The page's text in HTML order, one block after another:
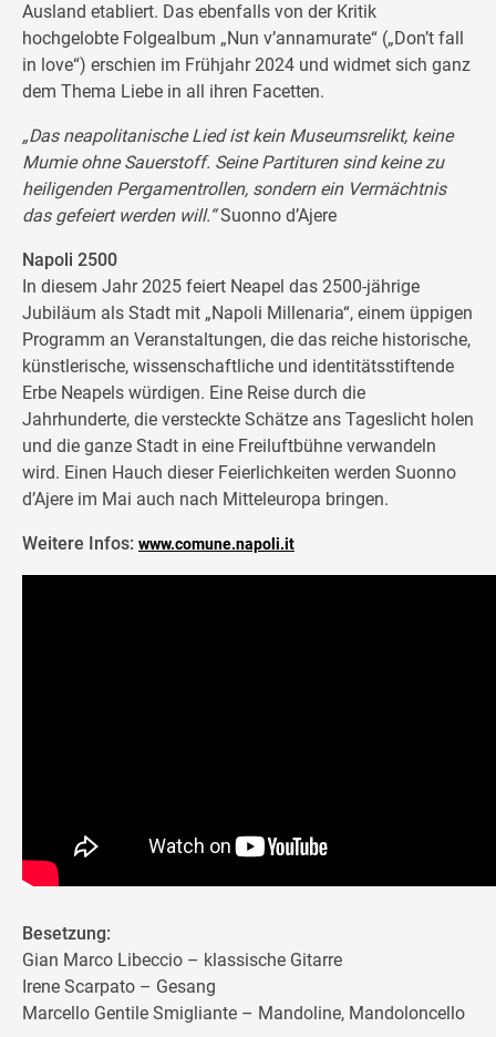
Ausland etabliert. Das ebenfalls von der Kritik
hochgelobte Folgealbum „Nun v’annamurate“ („Don’t fall
in love“) erschien im Frühjahr 2024 und widmet sich ganz
dem Thema Liebe in all ihren Facetten.
„Das neapolitanische Lied ist kein Museumsrelikt, keine
Mumie ohne Sauerstoff. Seine Partituren sind keine zu
heiligenden Pergamentrollen, sondern ein Vermächtnis
das gefeiert werden will.“Suonno d’Ajere
Napoli 2500
In diesem Jahr 2025 feiert Neapel das 2500-jährige
Jubiläum als Stadt mit „Napoli Millenaria“, einem üppigen
Programm an Veranstaltungen, die das reiche historische,
künstlerische, wissenschaftliche und identitätsstiftende
Erbe Neapels würdigen. Eine Reise durch die
Jahrhunderte, die versteckte Schätze ans Tageslicht holen
und die ganze Stadt in eine Freiluftbühne verwandeln
wird. Einen Hauch dieser Feierlichkeiten werden Suonno
d’Ajere im Mai auch nach Mitteleuropa bringen.
Weitere Infos: www.comune.napoli.it
Besetzung:
Gian Marco Libeccio – klassische Gitarre
Irene Scarpato – Gesang
Marcello Gentile Smigliante – Mandoline, Mandoloncello